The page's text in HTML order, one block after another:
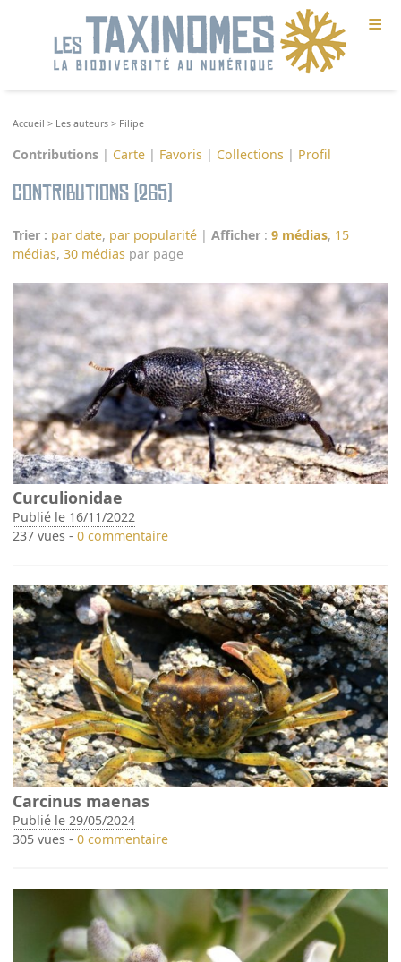
≡
Accueil > Les auteurs > Filipe
Contributions | Carte | Favoris | Collections | Profil
Contributions (265)
Trier : par date, par popularité |Afficher :9 médias, 15
médias,30 médias par page
Curculionidae
Publié le 16/11/2022
237 vues -0 commentaire
Carcinus maenas
Publié le 29/05/2024
305 vues -0 commentaire